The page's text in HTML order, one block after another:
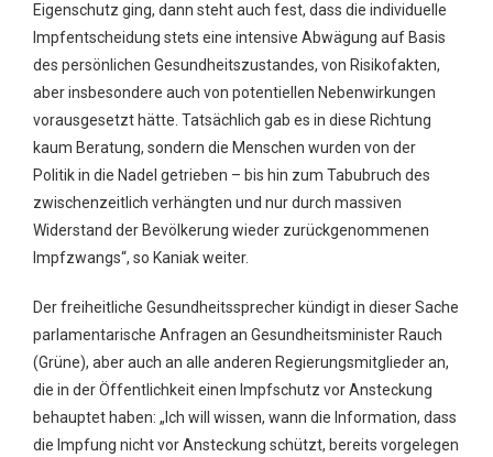
Eigenschutz ging, dann steht auch fest, dass die individuelle
Impfentscheidung stets eine intensive Abwägung auf Basis
des persönlichen Gesundheitszustandes, von Risikofakten,
aber insbesondere auch von potentiellen Nebenwirkungen
vorausgesetzt hätte. Tatsächlich gab es in diese Richtung
kaum Beratung, sondern die Menschen wurden von der
Politik in die Nadel getrieben – bis hin zum Tabubruch des
zwischenzeitlich verhängten und nur durch massiven
Widerstand der Bevölkerung wieder zurückgenommenen
Impfzwangs“, so Kaniak weiter.
Der freiheitliche Gesundheitssprecher kündigt in dieser Sache
parlamentarische Anfragen an Gesundheitsminister Rauch
(Grüne), aber auch an alle anderen Regierungsmitglieder an,
die in der Öffentlichkeit einen Impfschutz vor Ansteckung
behauptet haben: „Ich will wissen, wann die Information, dass
die Impfung nicht vor Ansteckung schützt, bereits vorgelegen